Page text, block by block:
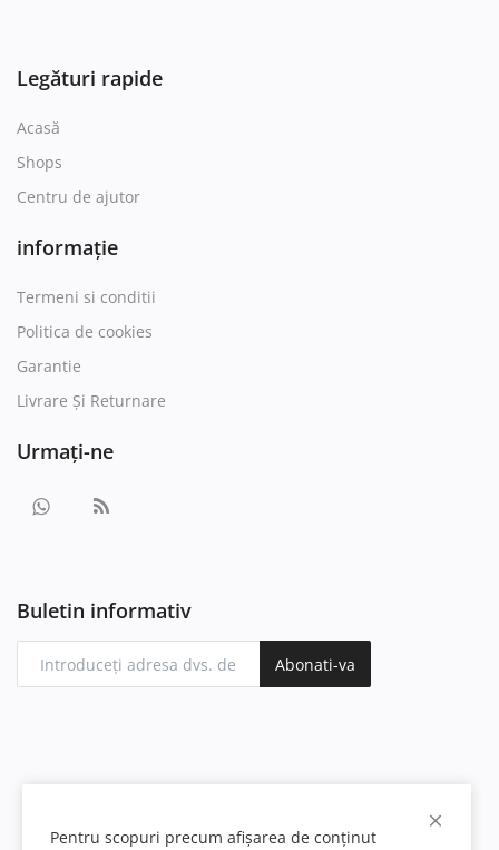
Legături rapide
Acasă
Shops
Centru de ajutor
informație
Termeni si conditii
Politica de cookies
Garantie
Livrare Și Returnare
Urmați-ne
Buletin informativ
Abonati-va
Pentru scopuri precum afișarea de conținut